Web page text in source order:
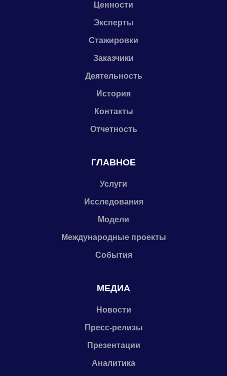
Ценности
Эксперты
Стажировки
Заказчики
Деятельность
История
Контакты
Отчетность
ГЛАВНОЕ
Услуги
Исследования
Модели
Международные проекты
События
МЕДИА
Новости
Пресс-релизы
Презентации
Аналитика